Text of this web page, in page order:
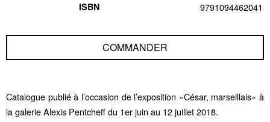
ISBN 9791094462041
COMMANDER
Catalogue publié à l’occasion de l’exposition «César, marseillais» à
la galerie Alexis Pentcheff du 1er juin au 12 juillet 2018.